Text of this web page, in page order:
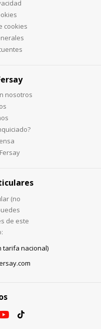
cookies
nosotros
(no
de este
tarifa nacional)